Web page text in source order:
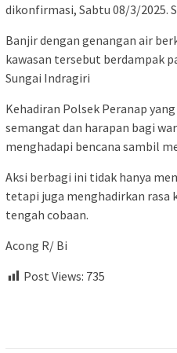
dikonfirmasi, Sabtu 08/3/2025.
Banjir dengan genangan air
kawasan tersebut berdampak
Sungai Indragiri
Kehadiran Polsek Peranap
semangat dan harapan bagi
menghadapi bencana sambil
Aksi berbagi ini tidak hanya
tetapi juga menghadirkan rasa
tengah cobaan.
Acong R/ Bi
Post Views: 735